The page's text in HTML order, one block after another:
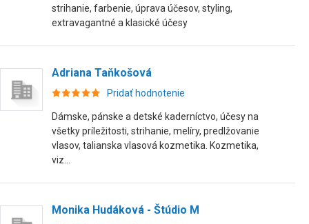
strihanie, farbenie, úprava účesov, styling,
extravagantné a klasické účesy
Adriana Taňkošová
Pridať hodnotenie
Dámske, pánske a detské kaderníctvo, účesy na
všetky príležitosti, strihanie, melíry, predlžovanie
vlasov, talianska vlasová kozmetika. Kozmetika,
viz...
Monika Hudáková - Štúdio M